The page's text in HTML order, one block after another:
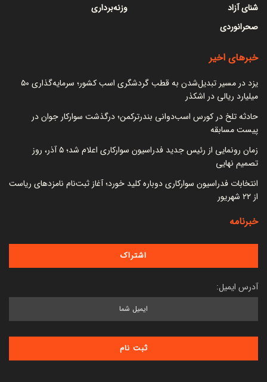
شنای آزاد
صحرانوردی
وزنه‌برداری
خبرهای اخیر
یزد در مسیر تبدیل‌شدن به قطب گردشگری اسب کشور؛ سرمایه‌گذاری ۵۰
میلیارد ریالی در اشکذر
حادثه تلخ در کورس اسب‌دوانی بندرترکمن؛ درگذشت سوارکار جوان در
پیست مسابقه
زمان رونمایی از رئیس جدید فدراسیون سوارکاری اعلام شد؛ ۵ آذر، روز
تصمیم نهایی
انتخابات فدراسیون سوارکاری دوباره کلید خورد؛ آغاز ثبت‌نام نامزدهای ریاست
از ۲۲ شهریور
خبرنامه
آدرس ایمیل: